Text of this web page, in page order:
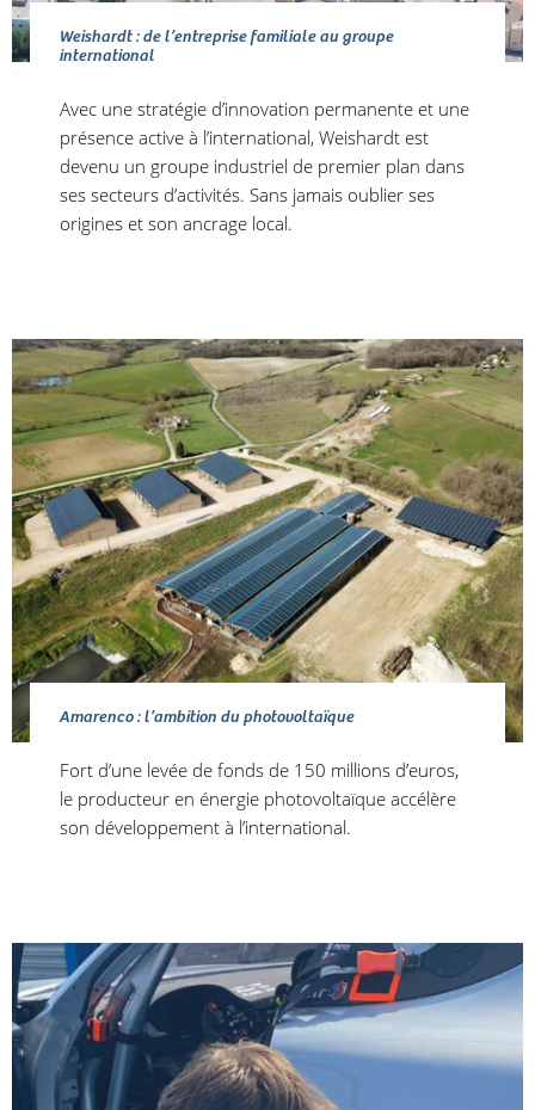
Weishardt : de l’entreprise familiale au groupe
international
Avec une stratégie d’innovation permanente et une
présence active à l’international, Weishardt est
devenu un groupe industriel de premier plan dans
ses secteurs d’activités. Sans jamais oublier ses
origines et son ancrage local.
Amarenco : l’ambition du photovoltaïque
Fort d’une levée de fonds de 150 millions d’euros,
le producteur en énergie photovoltaïque accélère
son développement à l’international.